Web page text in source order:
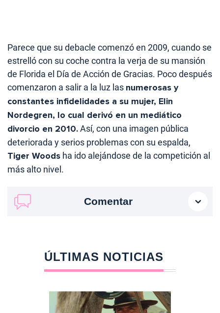
Parece que su debacle comenzó en 2009, cuando se
estrelló con su coche contra la verja de su mansión
de Florida el Día de Acción de Gracias. Poco después
comenzaron a salir a la luz las numerosas y
constantes infidelidades a su mujer, Elin
Nordegren, lo cual derivó en un mediático
divorcio en 2010.Así, con una imagen pública
deteriorada y serios problemas con su espalda,
Tiger Woods ha ido alejándose de la competición al
más alto nivel.
Comentar
ÚLTIMAS NOTICIAS